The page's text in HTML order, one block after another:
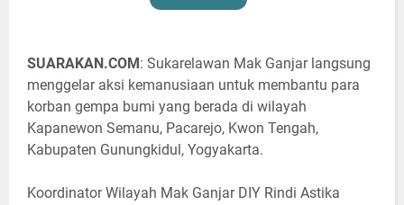
SUARAKAN.COM: Sukarelawan Mak Ganjar langsung
menggelar aksi kemanusiaan untuk membantu para
korban gempa bumi yang berada di wilayah
Kapanewon Semanu, Pacarejo, Kwon Tengah,
Kabupaten Gunungkidul, Yogyakarta.
Koordinator Wilayah Mak Ganjar DIY Rindi Astika